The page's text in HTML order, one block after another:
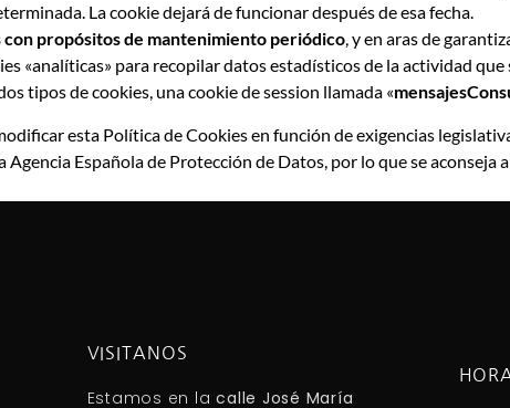
La cookie dejará de funcionar después de esa fecha.
con propósitos de mantenimiento periódico, y en aras de
«analíticas» para recopilar datos estadísticos de la actividad
tipos de cookies, una cookie de session llamada «
esta Política de Cookies en función de exigencias
Española de Protección de Datos, por lo que se aconseja
VISITANOS
Estamos en lacalle José María